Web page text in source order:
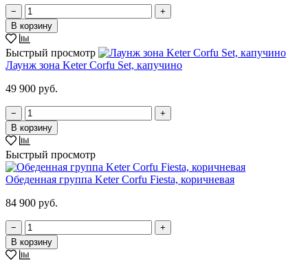
−
+
В корзину
Быстрый просмотр
Лаунж зона Keter Corfu Set, капучино
49 900 руб.
−
+
В корзину
Быстрый просмотр
Обеденная группа Keter Corfu Fiesta, коричневая
84 900 руб.
−
+
В корзину